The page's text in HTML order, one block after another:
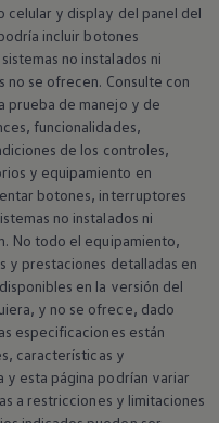
y display del panel del
incluir botones
no instalados ni
no se ofrecen. Consulte con
prueba de manejo y de
funcionalidades,
de los controles,
y equipamiento en
botones, interruptores
no instalados ni
No todo el equipamiento,
y prestaciones detalladas en
en la versión del
y no se ofrece, dado
especificaciones están
características y
y esta página podrían variar
a restricciones y limitaciones